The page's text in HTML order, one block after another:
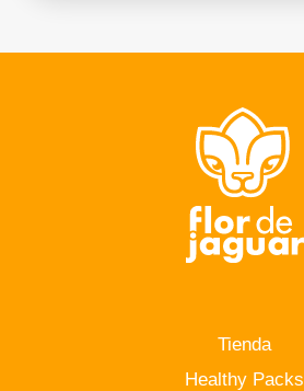
Tienda
Healthy Packs